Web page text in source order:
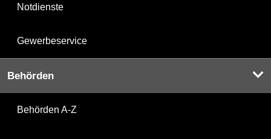
Notdienste
Gewerbeservice
Behörden
Behörden A-Z